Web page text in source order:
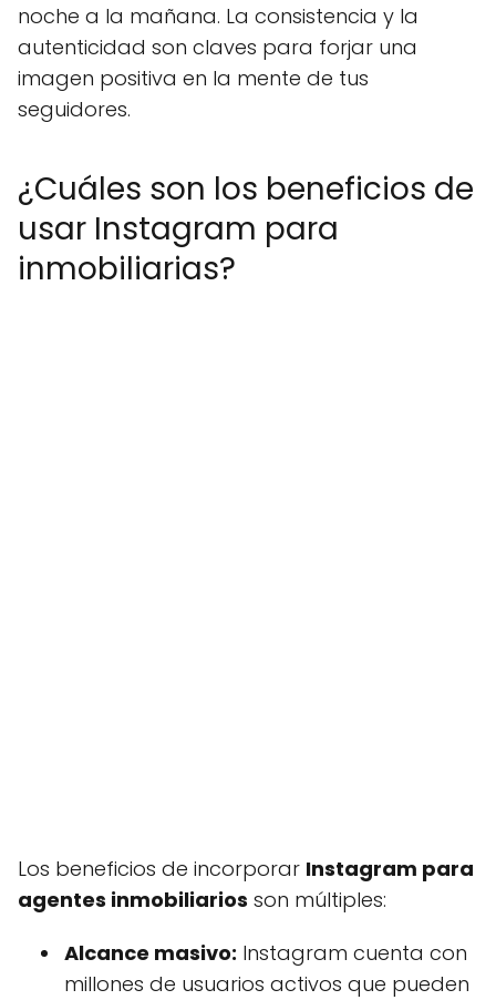
noche a la mañana. La consistencia y la
autenticidad son claves para forjar una
imagen positiva en la mente de tus
seguidores.
¿Cuáles son los beneficios de
usar Instagram para
inmobiliarias?
Los beneficios de incorporar Instagram para
agentes inmobiliarios son múltiples:
Alcance masivo: Instagram cuenta con
millones de usuarios activos que pueden